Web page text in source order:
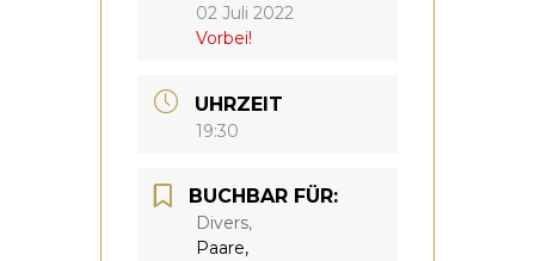
02 Juli 2022
Vorbei!
UHRZEIT
19:30
BUCHBAR FÜR:
Divers,
Paare,